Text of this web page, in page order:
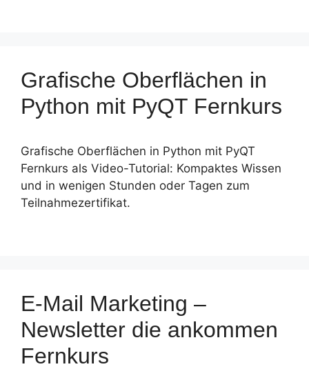
Grafische Oberflächen in
Python mit PyQT Fernkurs
Grafische Oberflächen in Python mit PyQT
Fernkurs als Video-Tutorial: Kompaktes Wissen
und in wenigen Stunden oder Tagen zum
Teilnahmezertifikat.
E-Mail Marketing –
Newsletter die ankommen
Fernkurs